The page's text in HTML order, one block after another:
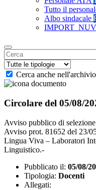
Tutto il
Albo sindacale
Cerca anche
Circolare del 05/08/
Avviso pubblico di
Avviso prot. 81652 del 23/
Lingua Viva – Laboratori
Linguistico.-
Pubblicato il: 05/08/
Tipologia: Docenti
Allegati: